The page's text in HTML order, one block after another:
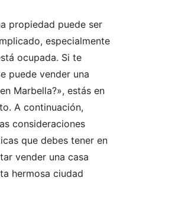
propiedad puede ser
especialmente
ocupada. Si te
puede vender una
Marbella?», estás en
A continuación,
consideraciones
que debes tener en
vender una casa
hermosa ciudad